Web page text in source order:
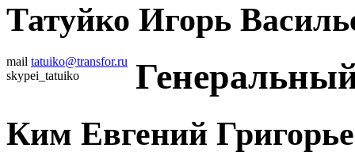
Татуйко Игорь
mail tatuiko@transfor.ru
skypei_tatuiko
Ким Евгений